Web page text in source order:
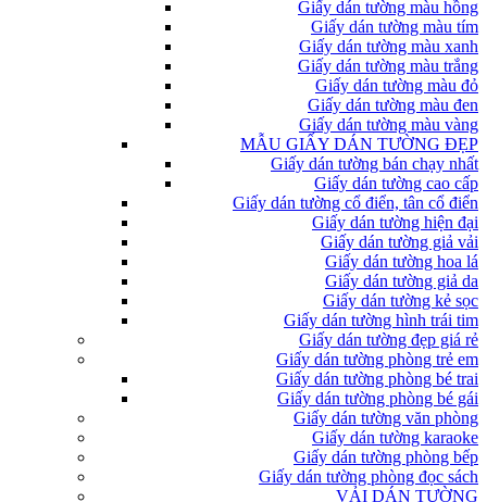
Giấy dán tường màu hồng
Giấy dán tường màu tím
Giấy dán tường màu xanh
Giấy dán tường màu trắng
Giấy dán tường màu đỏ
Giấy dán tường màu đen
Giấy dán tường màu vàng
MẪU GIẤY DÁN TƯỜNG ĐẸP
Giấy dán tường bán chạy nhất
Giấy dán tường cao cấp
Giấy dán tường cổ điển, tân cổ điển
Giấy dán tường hiện đại
Giấy dán tường giả vải
Giấy dán tường hoa lá
Giấy dán tường giả da
Giấy dán tường kẻ sọc
Giấy dán tường hình trái tim
Giấy dán tường đẹp giá rẻ
Giấy dán tường phòng trẻ em
Giấy dán tường phòng bé trai
Giấy dán tường phòng bé gái
Giấy dán tường văn phòng
Giấy dán tường karaoke
Giấy dán tường phòng bếp
Giấy dán tường phòng đọc sách
VẢI DÁN TƯỜNG